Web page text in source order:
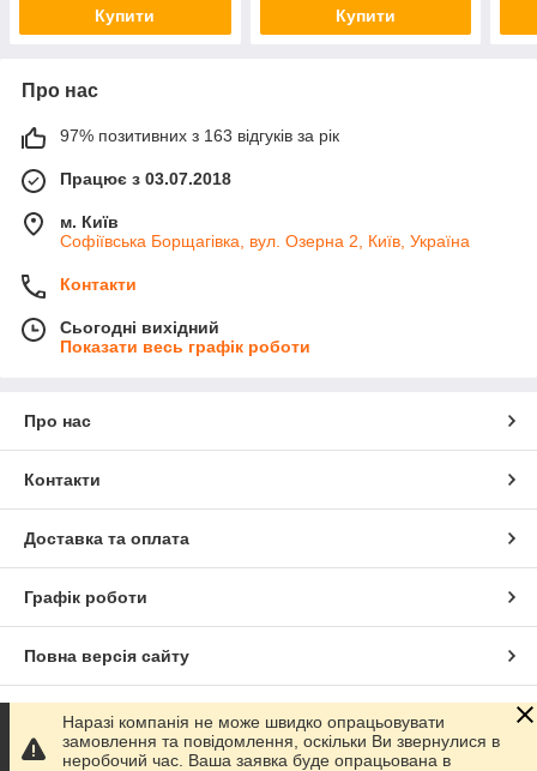
Купити Купити
Про нас
97% позитивних з 163 відгуків за рік
Працює з 03.07.2018
м. Київ
Софіївська Борщагівка, вул. Озерна 2, Київ, Україна
Контакти
Сьогодні вихідний
Показати весь графік роботи
Про нас
Контакти
Доставка та оплата
Графік роботи
Повна версія сайту
Сайт створено на маркетплейсіProm.ua
Наразі компанія не може швидко опрацьовувати
замовлення та повідомлення, оскільки Ви звернулися в
неробочий час. Ваша заявка буде опрацьована в